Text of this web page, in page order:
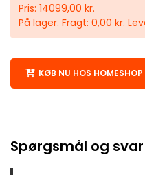
Pris: 14099,00 kr.
På lager. Fragt: 0,00 kr.
KØB NU HOS HOMESHOP
Spørgsmål og svar